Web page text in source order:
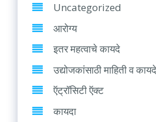
Uncategorized
आरोग्य
इतर महत्वाचे कायदे
उद्योजकांसाठी माहिती व कायदे
ऍट्रॉसिटी ऍक्ट
कायदा